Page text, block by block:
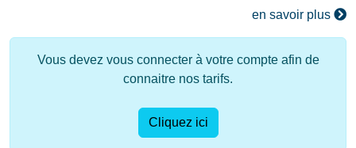
en savoir plus
Vous devez vous connecter à votre compte afin de
connaitre nos tarifs.
Cliquez ici